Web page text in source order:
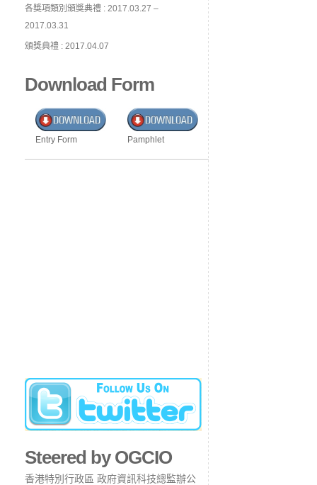
各獎項類別頒獎典禮 : 2017.03.27 –
2017.03.31
頒獎典禮 : 2017.04.07
Download Form
Entry Form Pamphlet
Steered by OGCIO
香港特別行政區 政府資訊科技總監辦公